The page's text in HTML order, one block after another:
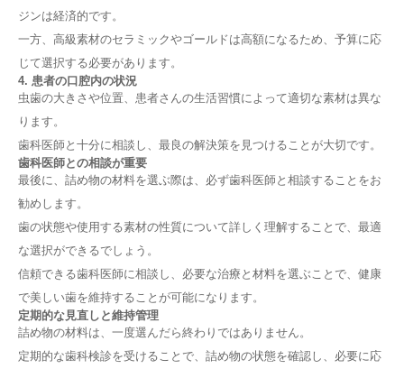
ジンは経済的です。
一方、高級素材のセラミックやゴールドは高額になるため、予算に応
じて選択する必要があります。
4. 患者の口腔内の状況
虫歯の大きさや位置、患者さんの生活習慣によって適切な素材は異な
ります。
歯科医師と十分に相談し、最良の解決策を見つけることが大切です。
歯科医師との相談が重要
最後に、詰め物の材料を選ぶ際は、必ず歯科医師と相談することをお
勧めします。
歯の状態や使用する素材の性質について詳しく理解することで、最適
な選択ができるでしょう。
信頼できる歯科医師に相談し、必要な治療と材料を選ぶことで、健康
で美しい歯を維持することが可能になります。
定期的な見直しと維持管理
詰め物の材料は、一度選んだら終わりではありません。
定期的な歯科検診を受けることで、詰め物の状態を確認し、必要に応
2. 取り外した詰め物を保存する
3. 短期的な痛み対策をする
4. 食事に注意する
5. できるだけ早く歯科医に連絡する
歯科医での治療方法
3. 根の治療
長期的な予防策
1. 定期的な歯科検診
3. 食生活の見直し
まとめ
最後に